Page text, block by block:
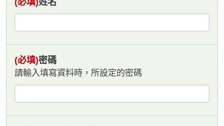
(必填)姓名
(必填)密碼
請輸入填寫資料時，所設定的密碼